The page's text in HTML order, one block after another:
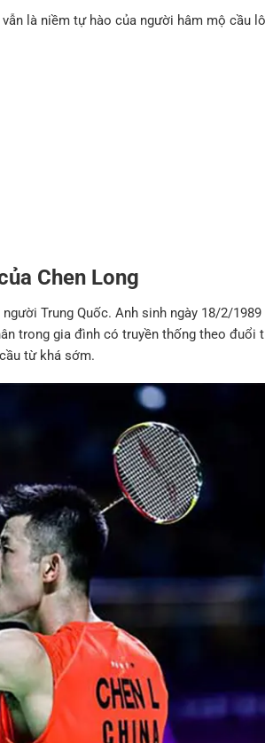
là niềm tự hào của người hâm mộ cầu
Chen Long
Trung Quốc. Anh sinh ngày 18/2/
trong gia đình có truyền thống theo đuổi
từ khá sớm.